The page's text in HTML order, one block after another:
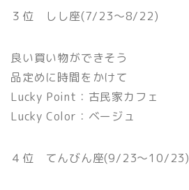
３位 しし座(7/23〜8/22)
良い買い物ができそう
品定めに時間をかけて
Lucky Point：古民家カフェ
Lucky Color：ベージュ
４位 てんびん座(9/23〜10/23)